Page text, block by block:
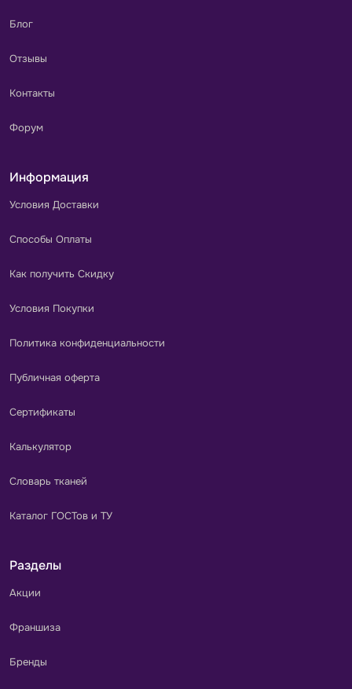
Блог
Отзывы
Контакты
Форум
Информация
Условия Доставки
Способы Оплаты
Как получить Скидку
Условия Покупки
Политика конфиденциальности
Публичная оферта
Сертификаты
Калькулятор
Словарь тканей
Каталог ГОСТов и ТУ
Разделы
Акции
Франшиза
Бренды